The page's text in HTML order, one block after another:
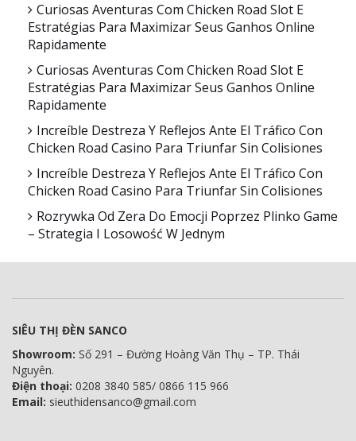
Curiosas Aventuras Com Chicken Road Slot E
Estratégias Para Maximizar Seus Ganhos Online
Rapidamente
Curiosas Aventuras Com Chicken Road Slot E
Estratégias Para Maximizar Seus Ganhos Online
Rapidamente
Increíble Destreza Y Reflejos Ante El Tráfico Con
Chicken Road Casino Para Triunfar Sin Colisiones
Increíble Destreza Y Reflejos Ante El Tráfico Con
Chicken Road Casino Para Triunfar Sin Colisiones
Rozrywka Od Zera Do Emocji Poprzez Plinko Game
– Strategia I Losowość W Jednym
SIÊU THỊ ĐÈN SANCO
Showroom: Số 291 – Đường Hoàng Văn Thụ – TP. Thái
Nguyên.
Điện thoại: 0208 3840 585/ 0866 115 966
Email: sieuthidensanco@gmail.com